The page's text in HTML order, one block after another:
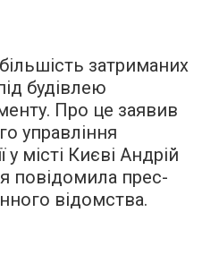
затриманих
будівлею
Про це заявив
управління
у місті Києві Андрій
повідомила прес-
відомства.